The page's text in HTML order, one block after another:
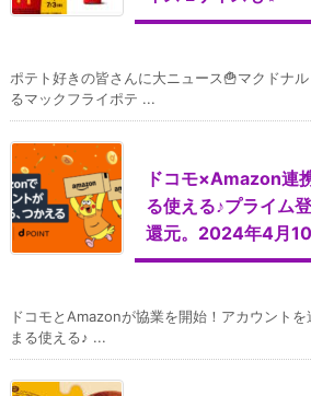
ポテト好きの皆さんに大ニュース🍟マクドナ
るマックフライポテ ...
ドコモ×Amazon連
る使える♪プライム
還元。2024年4月
ドコモとAmazonが協業を開始！アカウント
まる使える♪ ...